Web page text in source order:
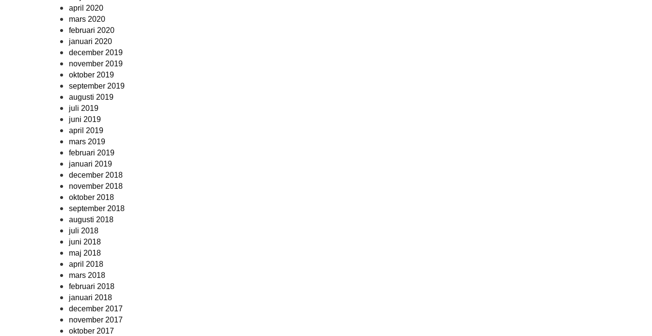
april 2020
mars 2020
februari 2020
januari 2020
december 2019
november 2019
oktober 2019
september 2019
augusti 2019
juli 2019
juni 2019
april 2019
mars 2019
februari 2019
januari 2019
december 2018
november 2018
oktober 2018
september 2018
augusti 2018
juli 2018
juni 2018
maj 2018
april 2018
mars 2018
februari 2018
januari 2018
december 2017
november 2017
oktober 2017